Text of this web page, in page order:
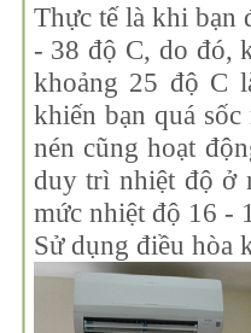
Thực tế là khi bạn
- 38 độ C, do đó,
khoảng 25 độ C
khiến bạn quá
nén cũng hoạt
duy trì nhiệt độ ở
mức nhiệt độ 16 -
Sử dụng điều hòa